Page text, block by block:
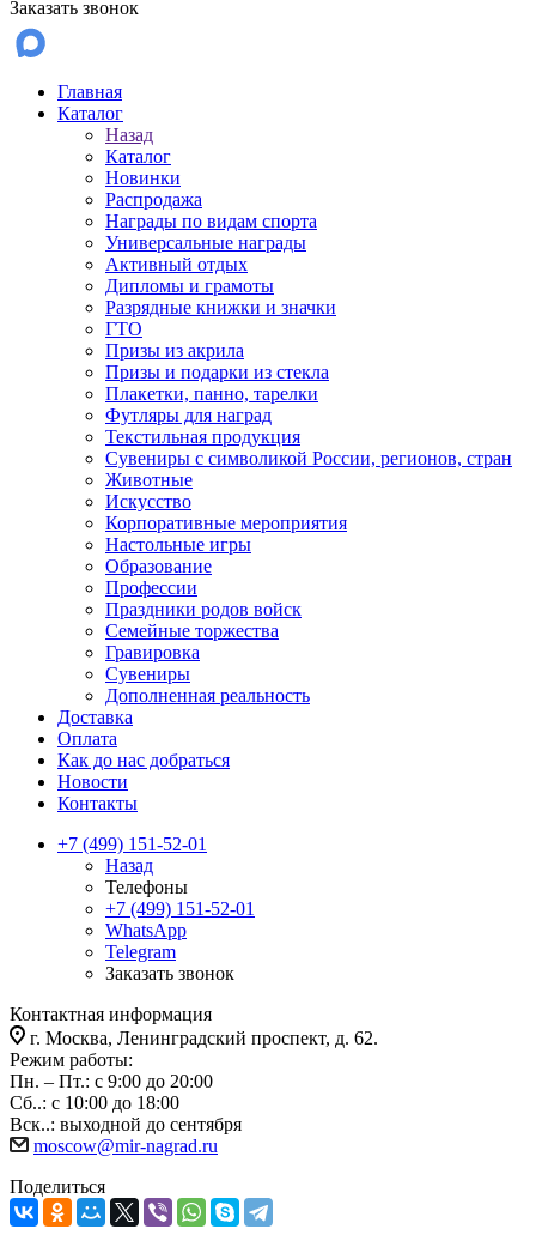
Заказать звонок
Главная
Каталог
Назад
Каталог
Новинки
Распродажа
Награды по видам спорта
Универсальные награды
Активный отдых
Дипломы и грамоты
Разрядные книжки и значки
ГТО
Призы из акрила
Призы и подарки из стекла
Плакетки, панно, тарелки
Футляры для наград
Текстильная продукция
Сувениры с символикой России, регионов, стран
Животные
Искусство
Корпоративные мероприятия
Настольные игры
Образование
Профессии
Праздники родов войск
Семейные торжества
Гравировка
Сувениры
Дополненная реальность
Доставка
Оплата
Как до нас добраться
Новости
Контакты
+7 (499) 151-52-01
Назад
Телефоны
+7 (499) 151-52-01
WhatsApp
Telegram
Заказать звонок
Контактная информация
г. Москва, Ленинградский проспект, д. 62.
Режим работы:
Пн. – Пт.: с 9:00 до 20:00
Сб..: с 10:00 до 18:00
Вск..: выходной до сентября
moscow@mir-nagrad.ru
Поделиться